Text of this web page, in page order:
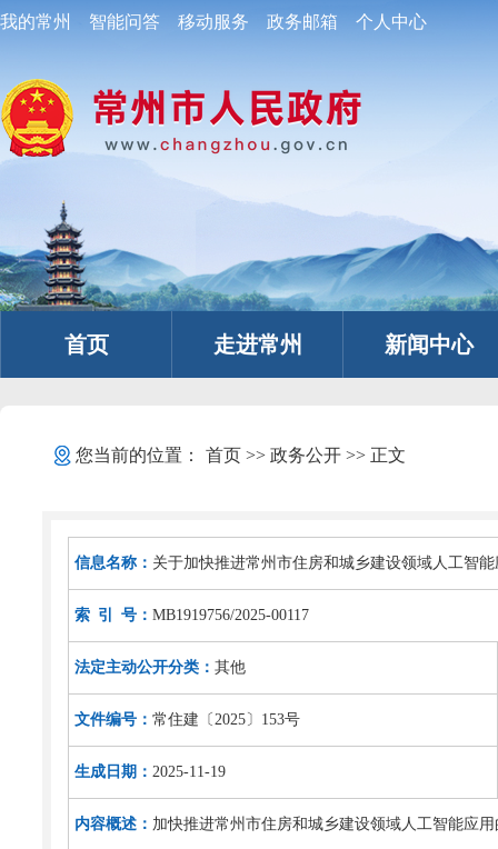
我的常州 智能问答 移动服务 政务邮箱 个人中心
首页 走进常州 新闻中心
您当前的位置： 首页>> 政务公开>> 正文
信息名称： 关于加快推进常州市住房和城乡建设领域人工智
索 引 号： MB1919756/2025-00117
法定主动公开分类： 其他
文件编号： 常住建〔2025〕153号
生成日期： 2025-11-19
内容概述： 加快推进常州市住房和城乡建设领域人工智能应